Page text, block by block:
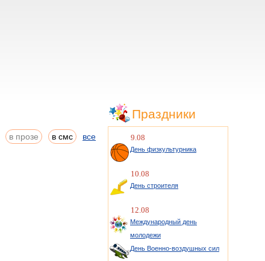
в прозе в смс все
Праздники
9.08
День физкультурника
10.08
День строителя
12.08
Международный день
молодежи
День Военно-воздушных сил